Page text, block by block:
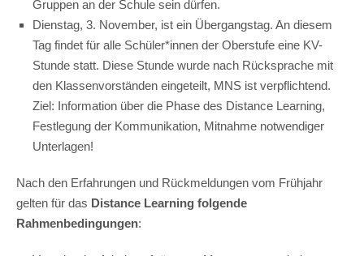
Gruppen an der Schule sein dürfen.
Dienstag, 3. November, ist ein Übergangstag. An diesem
Tag findet für alle Schüler*innen der Oberstufe eine KV-
Stunde statt. Diese Stunde wurde nach Rücksprache mit
den Klassenvorständen eingeteilt, MNS ist verpflichtend.
Ziel: Information über die Phase des Distance Learning,
Festlegung der Kommunikation, Mitnahme notwendiger
Unterlagen!
Nach den Erfahrungen und Rückmeldungen vom Frühjahr
gelten für das Distance Learning folgende
Rahmenbedingungen: